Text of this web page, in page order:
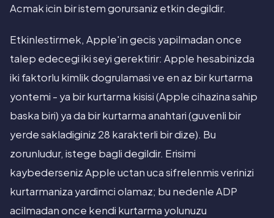
Acmak icin bir istem gorursaniz etkin degildir.
Etkinlestirmek, Apple'in gecis yapilmadan once
talep edecegi iki seyi gerektirir: Apple hesabinizda
iki faktorlu kimlik dogrulamasi ve en az bir kurtarma
yontemi - ya bir kurtarma kisisi (Apple cihazina sahip
baska biri) ya da bir kurtarma anahtari (guvenli bir
yerde sakladiginiz 28 karakterli bir dize). Bu
zorunludur, istege bagli degildir. Erisimi
kaybederseniz Apple uctan uca sifrelenmis verinizi
kurtarmaniza yardimci olamaz; bu nedenle ADP
acilmadan once kendi kurtarma yolunuzu